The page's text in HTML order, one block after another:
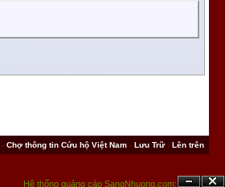
Hệ thống quảng cáo SangNhuong.com;
- Chợ thông tin Cứu hộ Việt Nam - Lưu Trữ- Lên trên